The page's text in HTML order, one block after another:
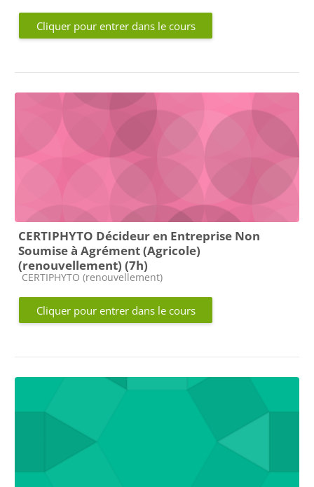
Cliquer pour entrer dans le cours
CERTIPHYTO Décideur en Entreprise Non
Soumise à Agrément (Agricole)
(renouvellement) (7h)
Catégorie de cours
CERTIPHYTO (renouvellement)
Cliquer pour entrer dans le cours